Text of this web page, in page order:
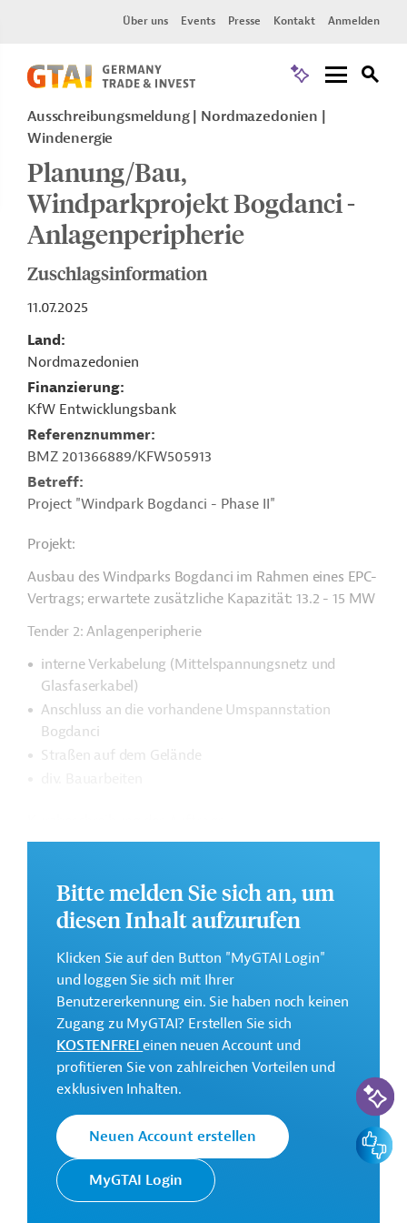
Über uns Events Presse Kontakt Anmelden
Ausschreibungsmeldung
Nordmazedonien
Windenergie
Planung/Bau,
Windparkprojekt Bogdanci -
Anlagenperipherie
Zuschlagsinformation
11.07.2025
Land
Nordmazedonien
Finanzierung
KfW Entwicklungsbank
Referenznummer
BMZ 201366889/KFW505913
Betreff
Project "Windpark Bogdanci - Phase II"
Projekt:
Ausbau des Windparks Bogdanci im Rahmen eines EPC-
Vertrags; erwartete zusätzliche Kapazität: 13.2 - 15 MW
Tender 2: Anlagenperipherie
interne Verkabelung (Mittelspannungsnetz und
Glasfaserkabel)
Anschluss an die vorhandene Umspannstation
Bogdanci
Straßen auf dem Gelände
Versicherung der Ausrüstung, Montage und
Installation, Ab- und Inbetriebnahme, Dokumentation
Name und Land des erfolgreichen Auftragnehmers
Company for Construction and Trade ZIKOL DOOEL
export-import Strumica, Nordmazedonien
Start- und Enddatum des Vertrags:
03.10.2026
Vertragssumme (Währung gem. Auftrag):
6.090.985,23
Bitte melden Sie sich an, um
diesen Inhalt aufzurufen
Klicken Sie auf den Button "MyGTAI Login"
und loggen Sie sich mit Ihrer
Benutzererkennung ein. Sie haben noch keinen
Zugang zu MyGTAI? Erstellen Sie sich
KOSTENFREIeinen neuen Account und
profitieren Sie von zahlreichen Vorteilen und
exklusiven Inhalten.
Neuen Account erstellen
MyGTAI Login
KI-